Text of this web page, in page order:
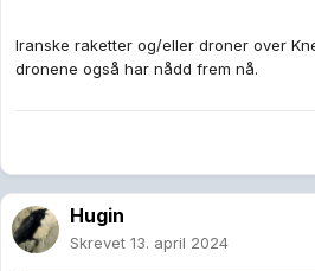
Iranske raketter og/eller droner over
dronene også har nådd frem nå.
Hugin
Skrevet 13. april 2024